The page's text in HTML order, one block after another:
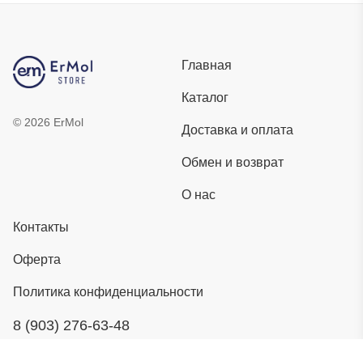
© 2026 ErMol
Главная
Каталог
Доставка и оплата
Обмен и возврат
О нас
Контакты
Оферта
Политика конфиденциальности
8 (903) 276-63-48